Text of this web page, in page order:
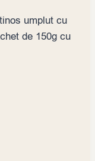
umplut cu
de 150g cu